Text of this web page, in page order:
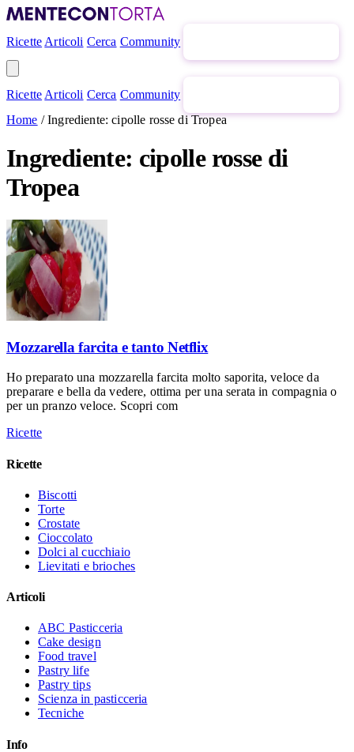
Ricette Articoli Cerca Community
Ricette Articoli Cerca Community
Home / Ingrediente: cipolle rosse di Tropea
Ingrediente: cipolle rosse di
Tropea
Mozzarella farcita e tanto Netflix
Ho preparato una mozzarella farcita molto saporita, veloce da
preparare e bella da vedere, ottima per una serata in compagnia o
per un pranzo veloce. Scopri com
Ricette
Ricette
Biscotti
Torte
Crostate
Cioccolato
Dolci al cucchiaio
Lievitati e brioches
Articoli
ABC Pasticceria
Cake design
Food travel
Pastry life
Pastry tips
Scienza in pasticceria
Tecniche
Info